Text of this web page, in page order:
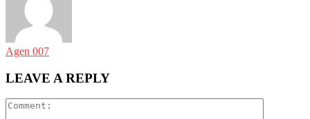
Agen 007
LEAVE A REPLY